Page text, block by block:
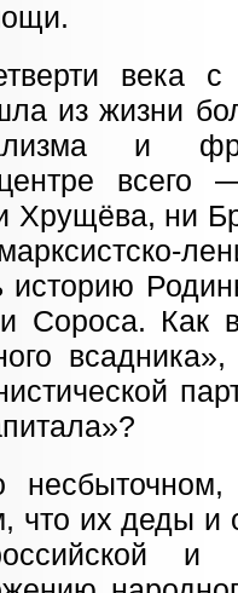
века с
из жизни
и
Хрущёва, ни
историю
Сороса. Как
всадника»,
что их деды
и